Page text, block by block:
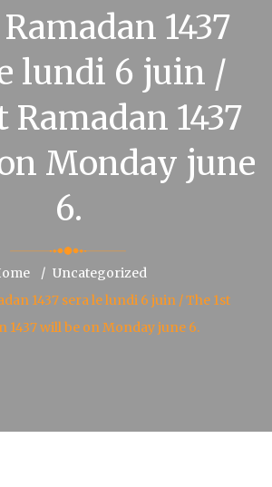
1437
lundi 6 juin /
Ramadan 1437
Monday june
6.
Uncategorized
1437 sera le lundi 6 juin / The 1st
1437 will be on Monday june 6.